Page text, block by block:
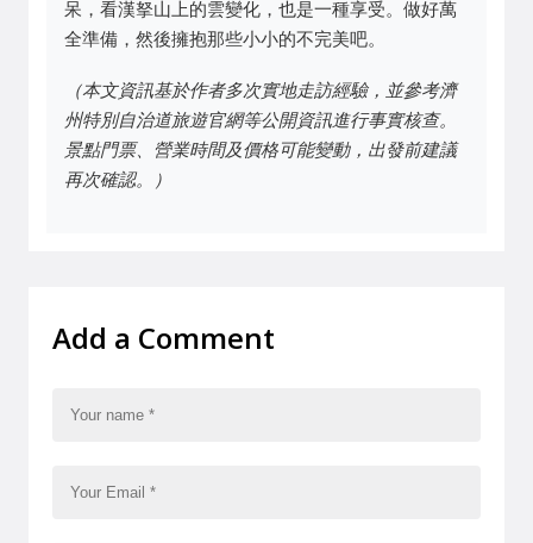
呆，看漢拏山上的雲變化，也是一種享受。做好萬
全準備，然後擁抱那些小小的不完美吧。
（本文資訊基於作者多次實地走訪經驗，並參考濟
州特別自治道旅遊官網等公開資訊進行事實核查。
景點門票、營業時間及價格可能變動，出發前建議
再次確認。）
Add a Comment